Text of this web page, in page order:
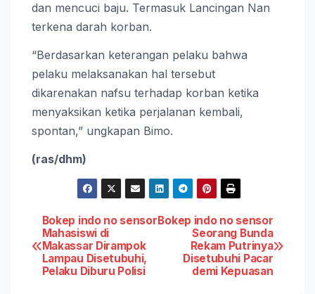
dan mencuci baju. Termasuk Lancingan Nan
terkena darah korban.
“Berdasarkan keterangan pelaku bahwa
pelaku melaksanakan hal tersebut
dikarenakan nafsu terhadap korban ketika
menyaksikan ketika perjalanan kembali,
spontan,” ungkapan Bimo.
(ras/dhm)
Post
navigation
Bokep indo no sensor
Seorang Bunda
Rekam Putrinya
Disetubuhi Pacar
demi Kepuasan
Bokep indo no sensor
Mahasiswi di
Makassar Dirampok
Lampau Disetubuhi,
Pelaku Diburu Polisi